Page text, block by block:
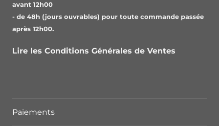
avant 12h00
- de 48h (jours ouvrables) pour toute commande passée
après 12h00.
Lire les Conditions Générales de Ventes
Paiements